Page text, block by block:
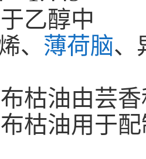
乙醇中
、 薄荷脑、
布枯油由芸
枯油用于